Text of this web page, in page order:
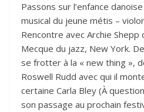
Passons sur l’enfance
musical du jeune métis –
Rencontre avec Archie Shepp
Mecque du jazz, New York.
se frotter à la « new thing »,
Roswell Rudd avec qui il
certaine Carla Bley (À
son passage au prochain